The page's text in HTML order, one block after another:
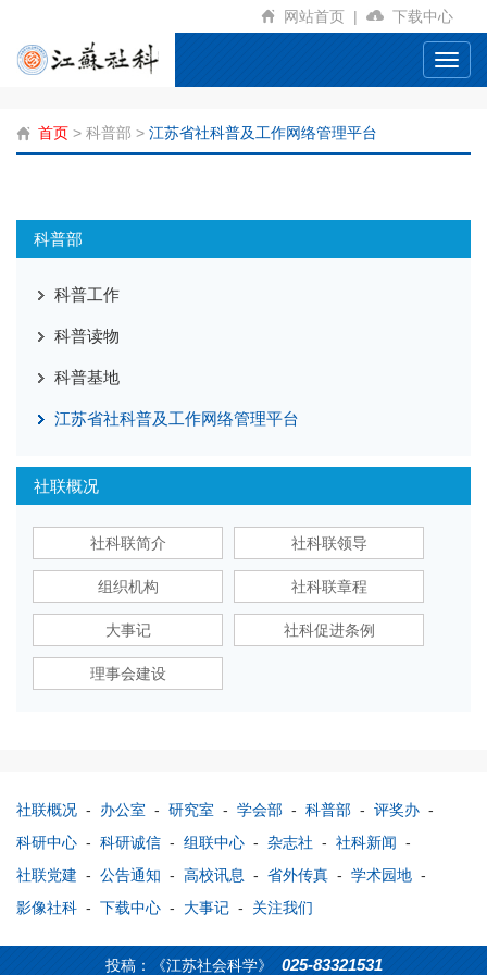
网站首页 | 下载中心
首页 > 科普部 > 江苏省社科普及工作网络管理平台
科普部
科普工作
科普读物
科普基地
江苏省社科普及工作网络管理平台
社联概况
社科联简介 社科联领导
组织机构 社科联章程
大事记 社科促进条例
理事会建设
社联概况 - 办公室 - 研究室 - 学会部 - 科普部 - 评奖办 -
科研中心 - 科研诚信 - 组联中心 - 杂志社 - 社科新闻 -
社联党建 - 公告通知 - 高校讯息 - 省外传真 - 学术园地 -
影像社科 - 下载中心 - 大事记 - 关注我们
投稿：《江苏社会科学》 025-83321531